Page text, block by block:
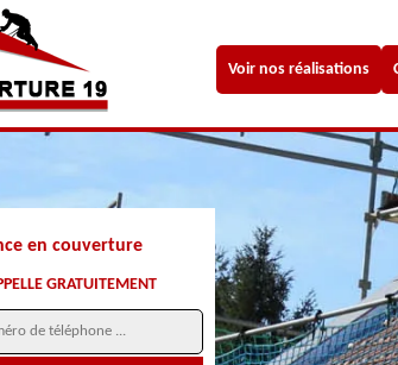
Voir nos réalisations
en couverture
GRATUITEMENT